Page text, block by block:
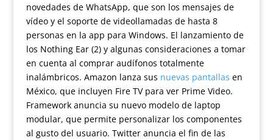
novedades de WhatsApp, que son los mensajes de
vídeo y el soporte de videollamadas de hasta 8
personas en la app para Windows. El lanzamiento de
los Nothing Ear (2) y algunas consideraciones a tomar
en cuenta al comprar audífonos totalmente
inalámbricos. Amazon lanza sus nuevas pantallas en
México, que incluyen Fire TV para ver Prime Video.
Framework anuncia su nuevo modelo de laptop
modular, que permite personalizar los componentes
al gusto del usuario. Twitter anuncia el fin de las